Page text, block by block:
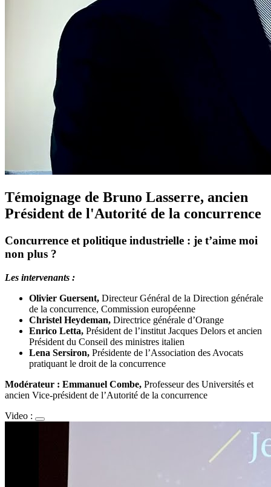
Témoignage de Bruno Lasserre, ancien
Président de l'Autorité de la concurrence
Concurrence et politique industrielle : je t’aime moi
non plus ?
Les intervenants :
Olivier Guersent, Directeur Général de la Direction générale
de la concurrence, Commission européenne
Christel Heydeman, Directrice générale d’Orange
Enrico Letta, Président de l’institut Jacques Delors et ancien
Président du Conseil des ministres italien
Lena Sersiron, Présidente de l’Association des Avocats
pratiquant le droit de la concurrence
Modérateur : Emmanuel Combe, Professeur des Universités et
ancien Vice-président de l’Autorité de la concurrence
Video :